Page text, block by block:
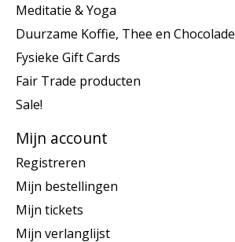
Meditatie & Yoga
Duurzame Koffie, Thee en Chocolade
Fysieke Gift Cards
Fair Trade producten
Sale!
Mijn account
Registreren
Mijn bestellingen
Mijn tickets
Mijn verlanglijst